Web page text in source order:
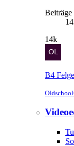
Beiträge
14k
B4